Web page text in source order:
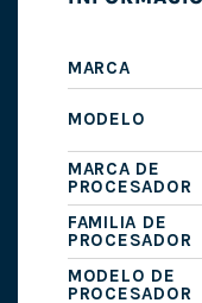
MARCA
MODELO
MARCA DE
PROCESADOR
FAMILIA DE
PROCESADOR
MODELO DE
PROCESADOR